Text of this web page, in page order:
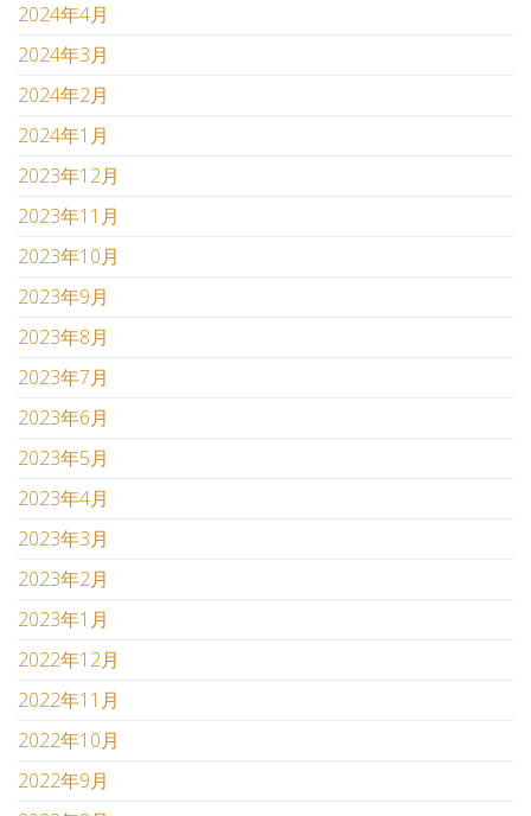
2024年4月
2024年3月
2024年2月
2024年1月
2023年12月
2023年11月
2023年10月
2023年9月
2023年8月
2023年7月
2023年6月
2023年5月
2023年4月
2023年3月
2023年2月
2023年1月
2022年12月
2022年11月
2022年10月
2022年9月